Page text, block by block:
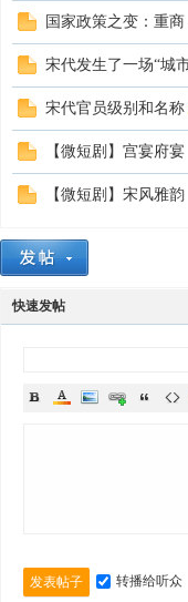
国家政策之变：重商
宋代发生了一场“城
宋代官员级别和名称
【微短剧】宫宴府宴
【微短剧】宋风雅韵
快速发帖
发表帖子 转播给听众